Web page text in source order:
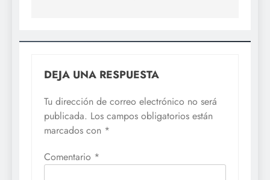
DEJA UNA RESPUESTA
Tu dirección de correo electrónico no será
publicada. Los campos obligatorios están
marcados con *
Comentario *